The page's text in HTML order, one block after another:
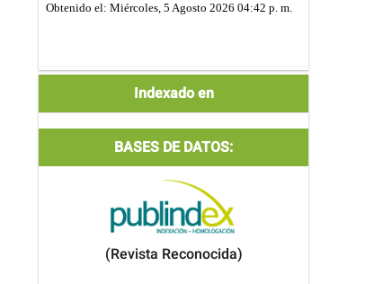
Indexado en
BASES DE DATOS:
(Revista Reconocida)